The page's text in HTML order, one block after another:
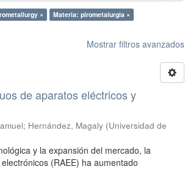
×
Materia: pirometalurgia ×
Mostrar filtros avanzados
de aparatos eléctricos y
; Hernández, Magaly (Universidad de
y la expansión del mercado, la
(RAEE) ha aumentado